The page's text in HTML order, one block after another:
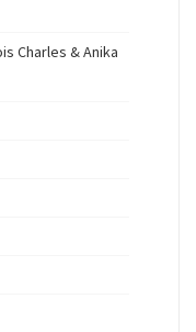
Charles & Anika